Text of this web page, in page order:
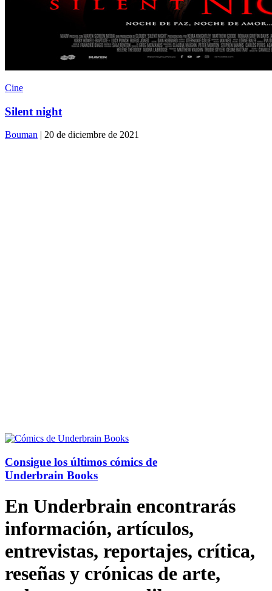
Cine
Silent night
Bouman | 20 de diciembre de 2021
Consigue los últimos cómics de
Underbrain Books
En Underbrain encontrarás
información, artículos,
entrevistas, reportajes, crítica,
reseñas y crónicas de arte,